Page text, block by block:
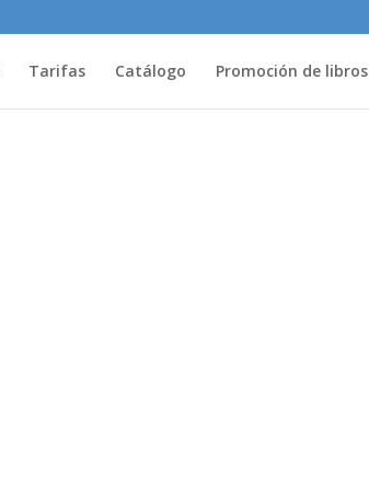
Tarifas Catálogo Promoción de libros